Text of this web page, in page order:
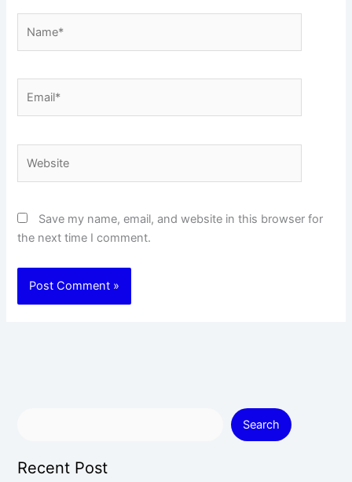
Save my name, email, and website in this browser for
the next time I comment.
Search
Recent Post